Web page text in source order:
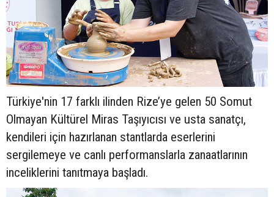
Türkiye'nin 17 farklı ilinden Rize’ye gelen 50 Somut
Olmayan Kültürel Miras Taşıyıcısı ve usta sanatçı,
kendileri için hazırlanan stantlarda eserlerini
sergilemeye ve canlı performanslarla zanaatlarının
inceliklerini tanıtmaya başladı.